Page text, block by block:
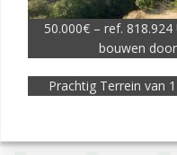
50.000€ – ref.
bouwen
Prachtig Terrein van